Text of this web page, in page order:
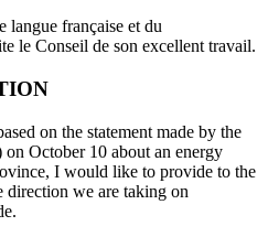
langue française et du
le Conseil de son excellent travail.
on the statement made by the
October 10 about an energy
I would like to provide to the
direction we are taking on